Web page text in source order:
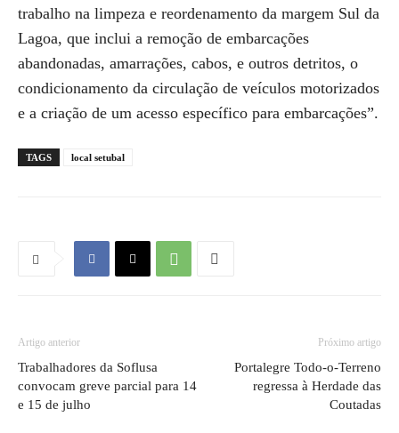
trabalho na limpeza e reordenamento da margem Sul da
Lagoa, que inclui a remoção de embarcações
abandonadas, amarrações, cabos, e outros detritos, o
condicionamento da circulação de veículos motorizados
e a criação de um acesso específico para embarcações”.
TAGS local setubal
Artigo anterior
Trabalhadores da Soflusa
convocam greve parcial para 14
e 15 de julho
Próximo artigo
Portalegre Todo-o-Terreno
regressa à Herdade das
Coutadas